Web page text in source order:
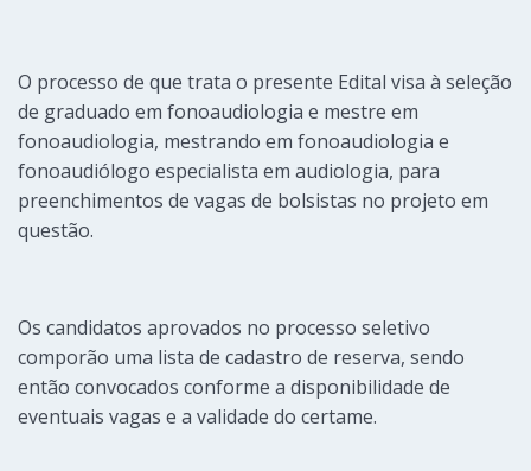
O processo de que trata o presente Edital visa à seleção
de graduado em fonoaudiologia e mestre em
fonoaudiologia, mestrando em fonoaudiologia e
fonoaudiólogo especialista em audiologia, para
preenchimentos de vagas de bolsistas no projeto em
questão.
Os candidatos aprovados no processo seletivo
comporão uma lista de cadastro de reserva, sendo
então convocados conforme a disponibilidade de
eventuais vagas e a validade do certame.